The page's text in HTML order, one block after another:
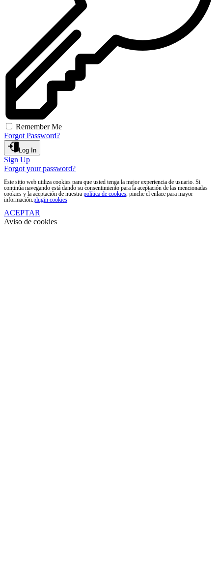
Remember Me
Forgot Password?
Log In
Sign Up
Forgot your password?
Este sitio web utiliza cookies para que usted tenga la mejor experiencia de usuario. Si
continúa navegando está dando su consentimiento para la aceptación de las mencionadas
cookies y la aceptación de nuestra política de cookies, pinche el enlace para mayor
información.plugin cookies
ACEPTAR
Aviso de cookies